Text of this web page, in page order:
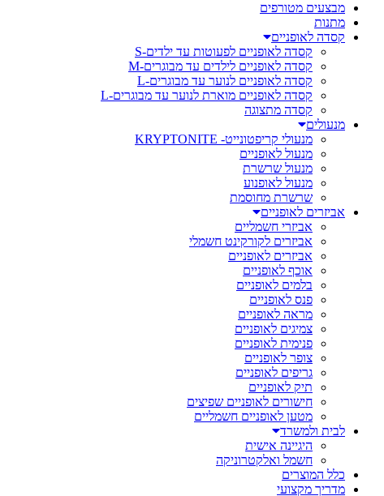
מבצעים מטורפים
מתנות
קסדה לאופניים
קסדה לאופניים לפעוטות עד ילדים-S
קסדה לאופניים לילדים עד מבוגרים-M
קסדה לאופניים לנוער עד מבוגרים-L
קסדה לאופניים מוארת לנוער עד מבוגרים-L
קסדה מתצוגה
מנעולים
מנעולי קריפטונייט- KRYPTONITE
מנעול לאופניים
מנעול שרשרת
מנעול לאופנוע
שרשרת מחוסמת
אביזרים לאופניים
אביזרי חשמליים
אביזרים לקורקינט חשמלי
אביזרים לאופניים
אוכף לאופניים
בלמים לאופניים
פנס לאופניים
מראה לאופניים
צמיגים לאופניים
פנימית לאופניים
צופר לאופניים
גריפים לאופניים
תיק לאופניים
חישורים לאופניים שפיצים
מטען לאופניים חשמליים
לבית ולמשרד
היגיינה אישית
חשמל ואלקטרוניקה
כלל המוצרים
מדריך מקצועי